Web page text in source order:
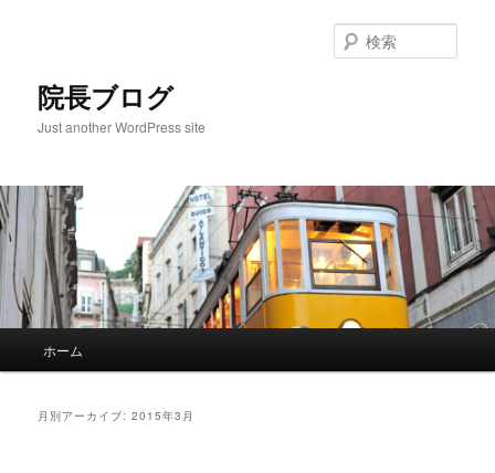
院長ブログ
Just another WordPress site
索
メ
サ
ホーム
月別アーカイブ:2015年3月